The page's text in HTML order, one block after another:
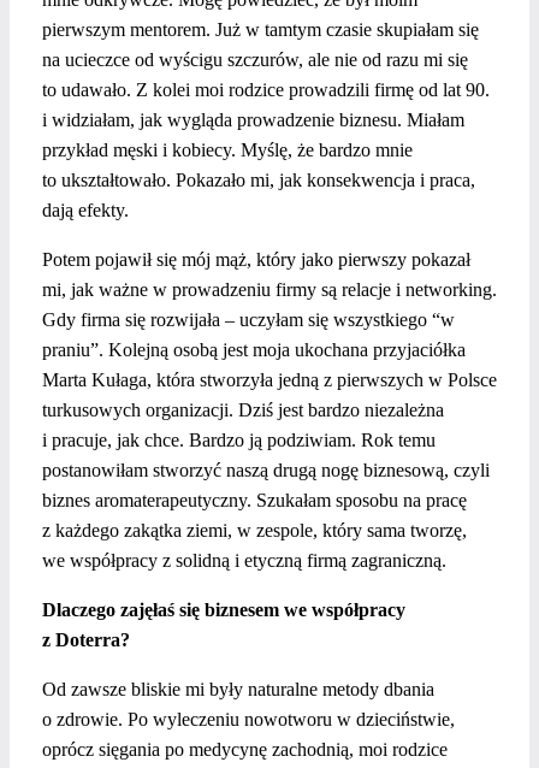
pierwszym mentorem. Już w tamtym czasie skupiałam się
na ucieczce od wyścigu szczurów, ale nie od razu mi się
to udawało. Z kolei moi rodzice prowadzili firmę od lat 90.
i widziałam, jak wygląda prowadzenie biznesu. Miałam
przykład męski i kobiecy. Myślę, że bardzo mnie
to ukształtowało. Pokazało mi, jak konsekwencja i praca,
dają efekty.
Potem pojawił się mój mąż, który jako pierwszy pokazał
mi, jak ważne w prowadzeniu firmy są relacje i networking.
Gdy firma się rozwijała – uczyłam się wszystkiego “w
praniu”. Kolejną osobą jest moja ukochana przyjaciółka
Marta Kułaga, która stworzyła jedną z pierwszych w Polsce
turkusowych organizacji. Dziś jest bardzo niezależna
i pracuje, jak chce. Bardzo ją podziwiam. Rok temu
postanowiłam stworzyć naszą drugą nogę biznesową, czyli
biznes aromaterapeutyczny. Szukałam sposobu na pracę
z każdego zakątka ziemi, w zespole, który sama tworzę,
we współpracy z solidną i etyczną firmą zagraniczną.
Dlaczego zajęłaś się biznesem we współpracy
z Doterra?
Od zawsze bliskie mi były naturalne metody dbania
o zdrowie. Po wyleczeniu nowotworu w dzieciństwie,
oprócz sięgania po medycynę zachodnią, moi rodzice